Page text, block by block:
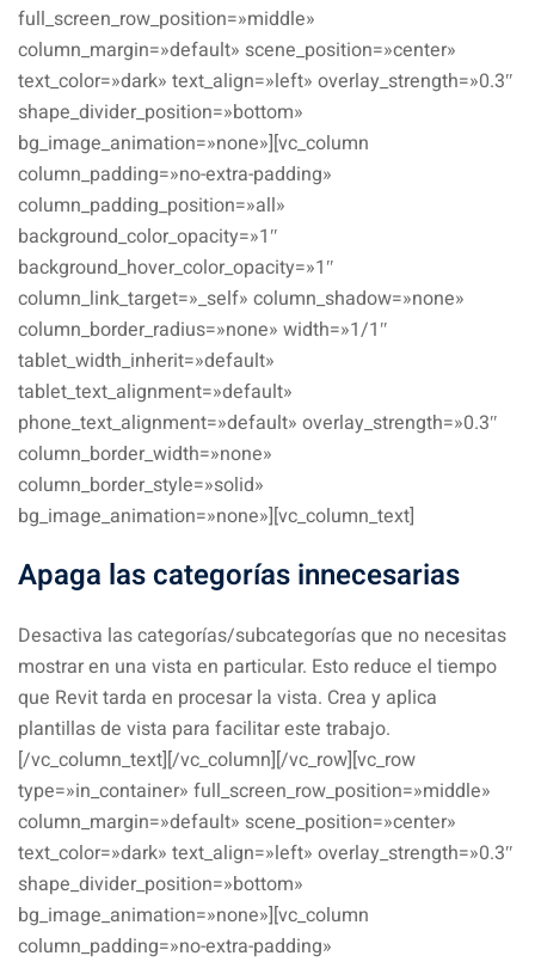
full_screen_row_position=»middle»
column_margin=»default» scene_position=»center»
text_color=»dark» text_align=»left» overlay_strength=»0.3″
shape_divider_position=»bottom»
bg_image_animation=»none»][vc_column
column_padding=»no-extra-padding»
column_padding_position=»all»
background_color_opacity=»1″
background_hover_color_opacity=»1″
column_link_target=»_self» column_shadow=»none»
column_border_radius=»none» width=»1/1″
tablet_width_inherit=»default»
tablet_text_alignment=»default»
phone_text_alignment=»default» overlay_strength=»0.3″
column_border_width=»none»
column_border_style=»solid»
bg_image_animation=»none»][vc_column_text]
Apaga las categorías innecesarias
Desactiva las categorías/subcategorías que no necesitas
mostrar en una vista en particular. Esto reduce el tiempo
que Revit tarda en procesar la vista. Crea y aplica
plantillas de vista para facilitar este trabajo.
[/vc_column_text][/vc_column][/vc_row][vc_row
type=»in_container» full_screen_row_position=»middle»
column_margin=»default» scene_position=»center»
text_color=»dark» text_align=»left» overlay_strength=»0.3″
shape_divider_position=»bottom»
bg_image_animation=»none»][vc_column
column_padding=»no-extra-padding»